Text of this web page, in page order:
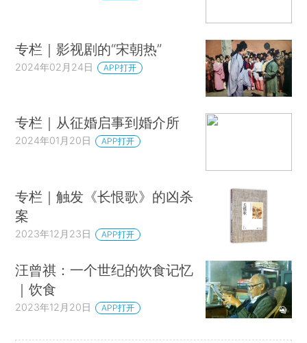
专栏｜影视剧的“宋朝热”
2024年02月24日 APP打开
专栏｜从征婚启事到婚介所
2024年01月20日 APP打开
专栏｜触发《长恨歌》的凶杀
案
2023年12月23日 APP打开
汪曾祺：一个世纪的饮食记忆
｜饮食
2023年12月20日 APP打开